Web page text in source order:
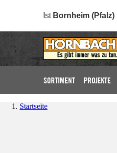
Ist Bornheim (Pfalz)
SORTIMENT PROJEKTE
Startseite